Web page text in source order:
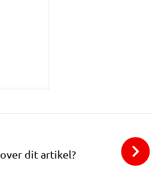
dit artikel?